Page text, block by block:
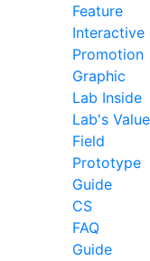
Feature
Interactive
Promotion
Graphic
Lab Inside
Lab's Value
Field
Prototype
Guide
CS
FAQ
Guide